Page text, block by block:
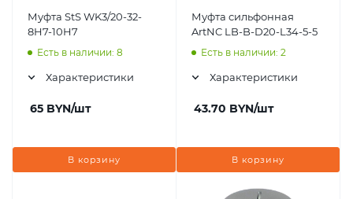
Муфта StS WK3/20-32-
8H7-10H7
Есть в наличии: 8
Характеристики
65 BYN/шт
В корзину
Муфта сильфонная
ArtNC LB-B-D20-L34-5-5
Есть в наличии: 2
Характеристики
43.70 BYN/шт
В корзину